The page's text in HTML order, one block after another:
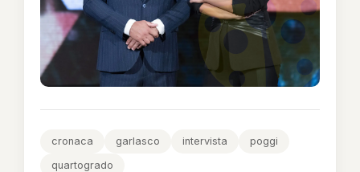
cronaca garlasco intervista
poggi
quartogrado